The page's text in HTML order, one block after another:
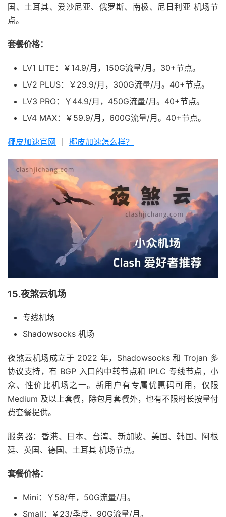
国、土耳其、爱沙尼亚、俄罗斯、南极、尼日利亚 机场节
点。
套餐价格：
LV1 LITE：￥14.9/月，150G流量/月。30+节点。
LV2 PLUS：￥29.9/月，300G流量/月。40+节点。
LV3 PRO：￥44.9/月，450G流量/月。40+节点。
LV4 MAX：￥59.9/月，600G流量/月。40+节点。
椰皮加速官网 椰皮加速怎么样？
15.夜煞云机场
专线机场
Shadowsocks 机场
夜煞云机场成立于 2022 年，Shadowsocks 和 Trojan 多
协议支持，有 BGP 入口的中转节点和 IPLC 专线节点，小
众、性价比机场之一。新用户有专属优惠码可用，仅限
Medium 及以上套餐，除包月套餐外，也有不限时长按量付
费套餐提供。
服务器：香港、日本、台湾、新加坡、美国、韩国、阿根
廷、英国、德国、土耳其 机场节点。
套餐价格：
Mini：￥58/年，50G流量/月。
Small：￥23/季度，90G流量/月。